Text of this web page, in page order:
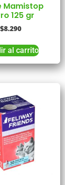
Mamistop
125 gr
$8.290
al carrito